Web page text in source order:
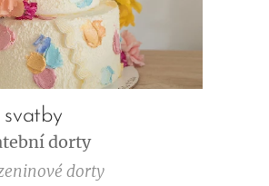
svatby
dorty
dorty